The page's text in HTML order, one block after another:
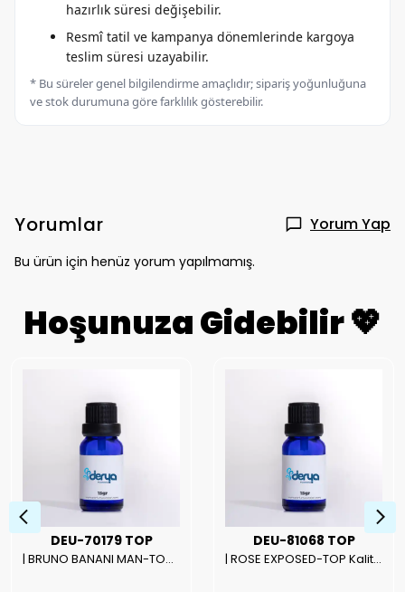
hazırlık süresi değişebilir.
Resmî tatil ve kampanya dönemlerinde kargoya
teslim süresi uzayabilir.
* Bu süreler genel bilgilendirme amaçlıdır; sipariş yoğunluğuna
ve stok durumuna göre farklılık gösterebilir.
Yorumlar Yorum Yap
Bu ürün için henüz yorum yapılmamış.
Hoşunuza Gidebilir 💖
DEU-70179 TOP
| BRUNO BANANI MAN-TOP Kalite Erkek Parfüm Esansı.|
DEU-81068 TOP
| ROSE EXPOSED-TOP Kalite Unısex Parfüm Esansı.|